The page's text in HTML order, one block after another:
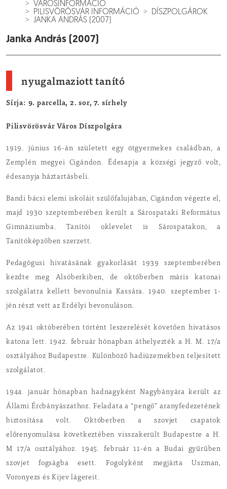
VÁROSINFORMÁCIÓ
PILISVÖRÖSVÁR INFORMÁCIÓ
DÍSZPOLGÁROK
JANKA ANDRÁS (2007)
Janka András (2007)
nyugalmaziott tanító
Sírja: 9. parcella, 2. sor, 7. sírhely
Pilisvörösvár Város Díszpolgára
1919. június 16-án született egy ötgyermekes családban, a
Zemplén megyei Cigándon. Édesapja a községi jegyző volt,
édesanyja háztartásbeli.
Bandi bácsi elemi iskoláit szülőfalujában, Cigándon végezte el,
majd 1930 szeptemberében került a Sárospataki Református
Gimnáziumba. Tanítói oklevelet is Sárospatakon, a
Tanítóképzőben szerzett.
Pedagógusi hivatásának gyakorlását 1939 szeptemberében
kezdte meg Alsóberkiben, de októberben máris katonai
szolgálatra kellett bevonulnia Kassára. 1940. szeptember 1-
jén részt vett az Erdélyi bevonuláson.
Az 1941 októberében történt leszerelését követően hivatásos
katona lett. 1942. február hónapban áthelyezték a H. M. 17/a
osztályához Budapestre. Különböző hadiüzemekben teljesített
szolgálatot.
1944. január hónapban hadnagyként Nagybányára került az
Állami Ércbányászathoz. Feladata a “pengő” aranyfedezetének
biztosítása volt. Októberben a szovjet csapatok
előrenyomulása következtében visszakerült Budapestre a H.
M 17/a osztályához. 1945. február 11-én a Budai gyűrűben
szovjet fogságba esett. Fogolyként megjárta Uszman,
Voronyezs és Kijev lágereit.